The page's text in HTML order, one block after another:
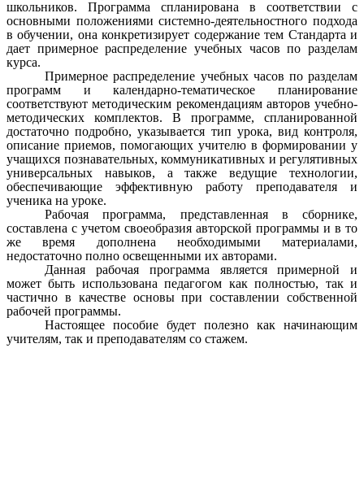
школьников. Программа спланирована в соответствии с
основными положениями системно-деятельностного подхода
в обучении, она конкретизирует содержание тем Стандарта и
дает примерное распределение учебных часов по разделам
курса.
Примерное распределение учебных часов по разделам
программ и календарно-тематическое планирование
соответствуют методическим рекомендациям авторов учебно-
методических комплектов. В программе, спланированной
достаточно подробно, указывается тип урока, вид контроля,
описание приемов, помогающих учителю в формировании у
учащихся познавательных, коммуникативных и регулятивных
универсальных навыков, а также ведущие технологии,
обеспечивающие эффективную работу преподавателя и
ученика на уроке.
Рабочая программа, представленная в сборнике,
составлена с учетом своеобразия авторской программы и в то
же время дополнена необходимыми материалами,
недостаточно полно освещенными их авторами.
Данная рабочая программа является примерной и
может быть использована педагогом как полностью, так и
частично в качестве основы при составлении собственной
рабочей программы.
Настоящее пособие будет полезно как начинающим
учителям, так и преподавателям со стажем.